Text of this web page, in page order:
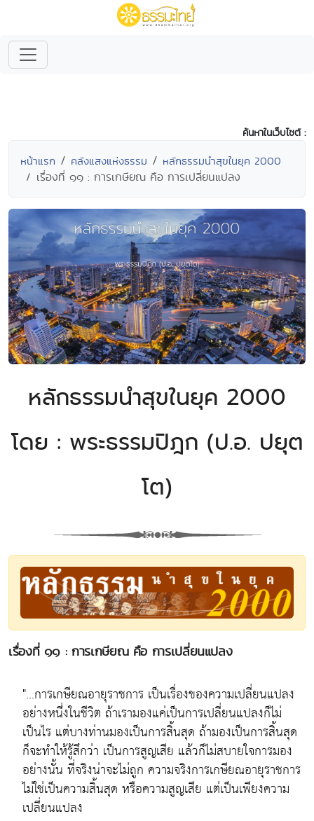
ค้นหาในเว็บไซต์ :
หน้าแรก คลังแสงแห่งธรรม หลักธรรมนำสุขในยุค 2000
เรื่องที่ ๑๑ : การเกษียณ คือ การเปลี่ยนแปลง
หลักธรรมนำสุขในยุค 2000
โดย : พระธรรมปิฎก (ป.อ. ปยุต
โต)
เรื่องที่ ๑๑ : การเกษียณ คือ การเปลี่ยนแปลง
"...การเกษียณอายุราชการ เป็นเรื่องของความเปลี่ยนแปลง
อย่างหนึ่งในชีวิต ถ้าเรามองแค่เป็นการเปลี่ยนแปลงก็ไม่
เป็นไร แต่บางท่านมองเป็นการสิ้นสุด ถ้ามองเป็นการสิ้นสุด
ก็จะทำให้รู้สึกว่า เป็นการสูญเสีย แล้วก็ไม่สบายใจการมอง
อย่างนั้น ที่จริงน่าจะไม่ถูก ความจริงการเกษียณอายุราชการ
ไม่ใช่เป็นความสิ้นสุด หรือความสูญเสีย แต่เป็นเพียงความ
เปลี่ยนแปลง